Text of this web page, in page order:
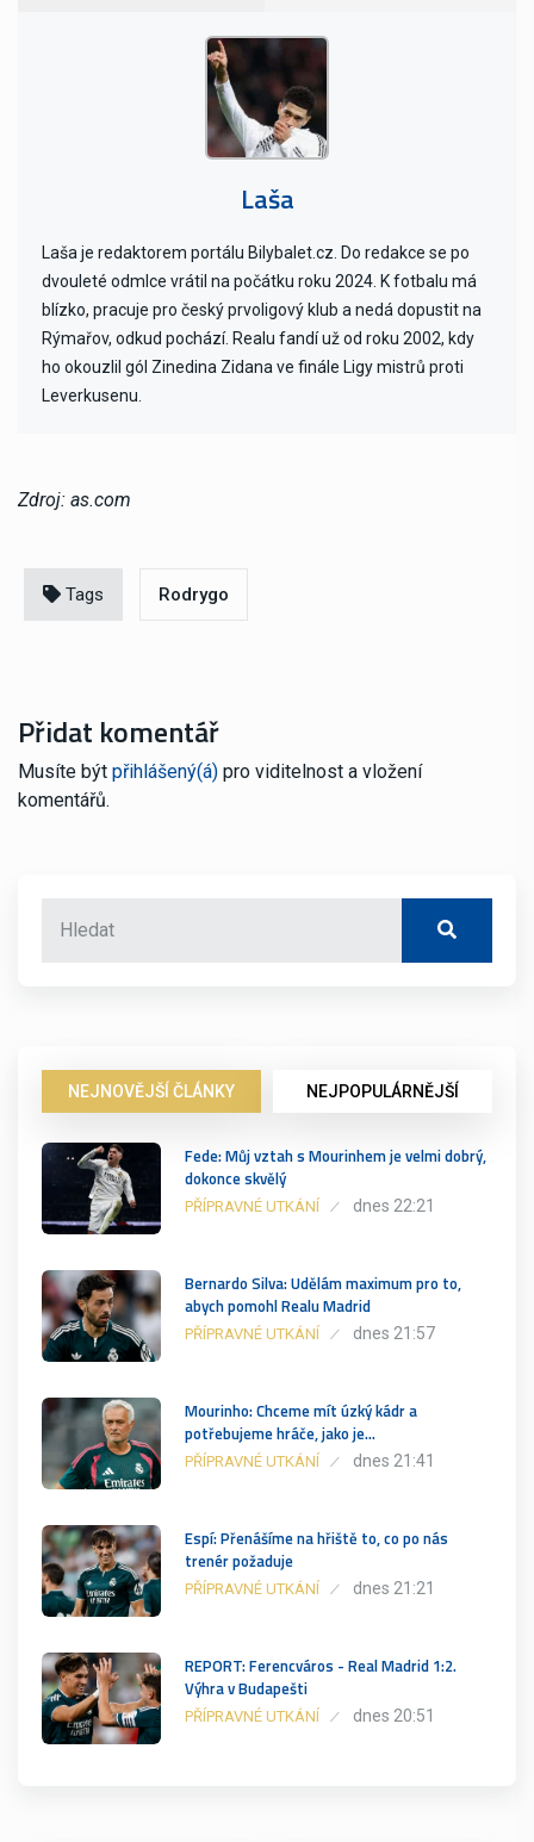
Laša
Laša je redaktorem portálu Bilybalet.cz. Do redakce se po
dvouleté odmlce vrátil na počátku roku 2024. K fotbalu má
blízko, pracuje pro český prvoligový klub a nedá dopustit na
Rýmařov, odkud pochází. Realu fandí už od roku 2002, kdy
ho okouzlil gól Zinedina Zidana ve finále Ligy mistrů proti
Leverkusenu.
Zdroj: as.com
Tags Rodrygo
Přidat komentář
Musíte být přihlášený(á) pro viditelnost a vložení
komentářů.
NEJNOVĚJŠÍ ČLÁNKY NEJPOPULÁRNĚJŠÍ
Fede: Můj vztah s Mourinhem je velmi dobrý,
dokonce skvělý
PŘÍPRAVNÉ UTKÁNÍ dnes 22:21
Bernardo Silva: Udělám maximum pro to,
abych pomohl Realu Madrid
PŘÍPRAVNÉ UTKÁNÍ dnes 21:57
Mourinho: Chceme mít úzký kádr a
potřebujeme hráče, jako je…
PŘÍPRAVNÉ UTKÁNÍ dnes 21:41
Espí: Přenášíme na hřiště to, co po nás
trenér požaduje
PŘÍPRAVNÉ UTKÁNÍ dnes 21:21
REPORT: Ferencváros - Real Madrid 1:2.
Výhra v Budapešti
PŘÍPRAVNÉ UTKÁNÍ dnes 20:51